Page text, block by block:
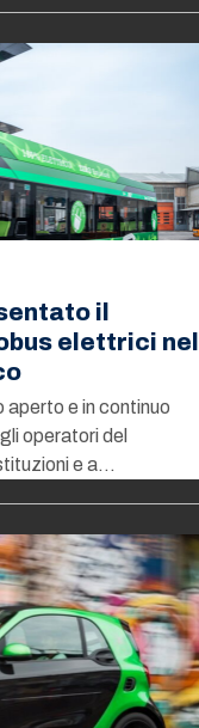
il
elettrici nel
e in continuo
operatori del
e a…